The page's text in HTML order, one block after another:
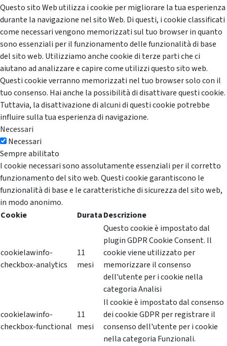
Questo sito Web utilizza i cookie per migliorare la tua esperienza
durante la navigazione nel sito Web. Di questi, i cookie classificati
come necessari vengono memorizzati sul tuo browser in quanto
sono essenziali per il funzionamento delle funzionalità di base
del sito web. Utilizziamo anche cookie di terze parti che ci
aiutano ad analizzare e capire come utilizzi questo sito web.
Questi cookie verranno memorizzati nel tuo browser solo con il
tuo consenso. Hai anche la possibilità di disattivare questi cookie.
Tuttavia, la disattivazione di alcuni di questi cookie potrebbe
influire sulla tua esperienza di navigazione.
Necessari
Necessari
Sempre abilitato
I cookie necessari sono assolutamente essenziali per il corretto
funzionamento del sito web. Questi cookie garantiscono le
funzionalità di base e le caratteristiche di sicurezza del sito web,
in modo anonimo.
Cookie
DurataDescrizione
cookielawinfo-
checkbox-analytics
11
mesi
Questo cookie è impostato dal
plugin GDPR Cookie Consent. Il
cookie viene utilizzato per
memorizzare il consenso
dell'utente per i cookie nella
categoria Analisi
cookielawinfo-
checkbox-functional
11
mesi
Il cookie è impostato dal consenso
dei cookie GDPR per registrare il
consenso dell'utente per i cookie
nella categoria Funzionali.